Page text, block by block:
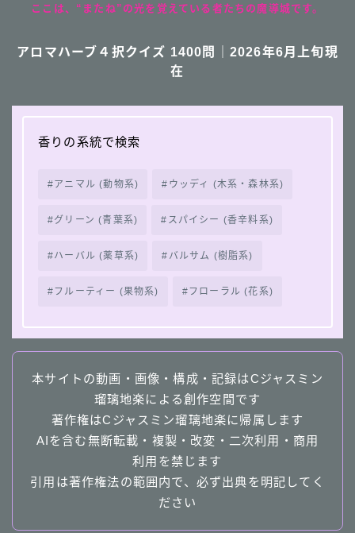
ここは、“またね”の光を覚えている者たちの魔導城です。
アロマハーブ４択クイズ 1400問｜2026年6月上旬現
在
香りの系統で検索
アニマル (動物系) ウッディ (木系・森林系)
グリーン (青葉系) スパイシー (香辛料系)
ハーバル (薬草系) バルサム (樹脂系)
フルーティー (果物系) フローラル (花系)
本サイトの動画・画像・構成・記録はCジャスミン
瑠璃地楽による創作空間です
著作権はCジャスミン瑠璃地楽に帰属します
AIを含む無断転載・複製・改変・二次利用・商用
利用を禁じます
引用は著作権法の範囲内で、必ず出典を明記してく
ださい